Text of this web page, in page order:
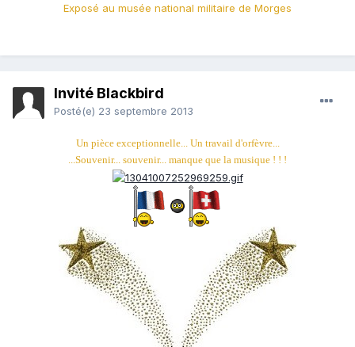
Exposé au musée national militaire de Morges
Invité Blackbird
Posté(e) 23 septembre 2013
Un pièce exceptionnelle... Un travail d'orfèvre...
...Souvenir... souvenir... manque que la musique ! ! !